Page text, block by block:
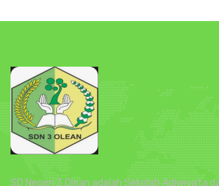
SD Negeri 3 Olean adalah Sekolah Adiwiyata